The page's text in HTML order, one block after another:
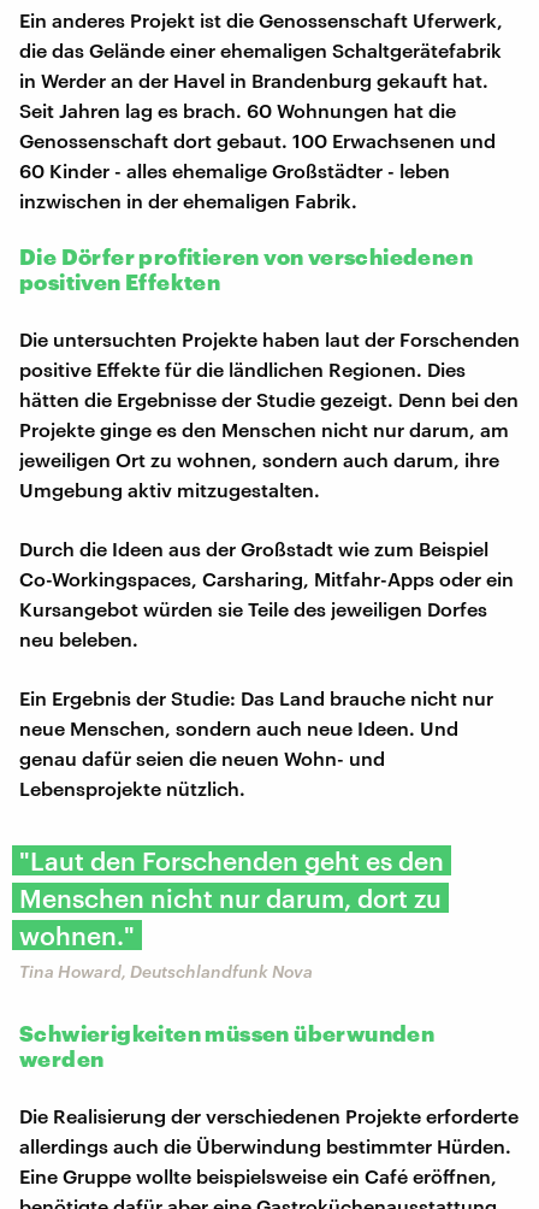
Ein anderes Projekt ist die Genossenschaft Uferwerk,
die das Gelände einer ehemaligen Schaltgerätefabrik
in Werder an der Havel in Brandenburg gekauft hat.
Seit Jahren lag es brach. 60 Wohnungen hat die
Genossenschaft dort gebaut. 100 Erwachsenen und
60 Kinder - alles ehemalige Großstädter - leben
inzwischen in der ehemaligen Fabrik.
Die Dörfer profitieren von verschiedenen
positiven Effekten
Die untersuchten Projekte haben laut der Forschenden
positive Effekte für die ländlichen Regionen. Dies
hätten die Ergebnisse der Studie gezeigt. Denn bei den
Projekte ginge es den Menschen nicht nur darum, am
jeweiligen Ort zu wohnen, sondern auch darum, ihre
Umgebung aktiv mitzugestalten.
Durch die Ideen aus der Großstadt wie zum Beispiel
Co-Workingspaces, Carsharing, Mitfahr-Apps oder ein
Kursangebot würden sie Teile des jeweiligen Dorfes
neu beleben.
Ein Ergebnis der Studie: Das Land brauche nicht nur
neue Menschen, sondern auch neue Ideen. Und
genau dafür seien die neuen Wohn- und
Lebensprojekte nützlich.
"Laut den Forschenden geht es den
Menschen nicht nur darum, dort zu
wohnen."
Tina Howard, Deutschlandfunk Nova
Schwierigkeiten müssen überwunden
werden
Die Realisierung der verschiedenen Projekte erforderte
allerdings auch die Überwindung bestimmter Hürden.
Eine Gruppe wollte beispielsweise ein Café eröffnen,